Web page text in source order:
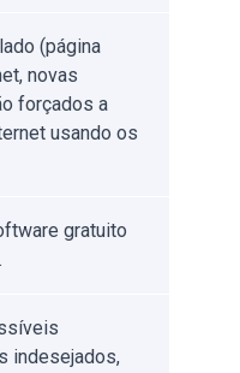
(página
novas
forçados a
usando os
gratuito
indesejados,